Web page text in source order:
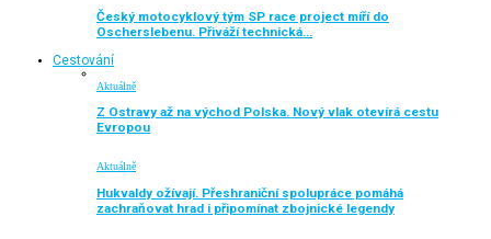
Český motocyklový tým SP race project míří do
Oscherslebenu. Přiváží technická…
Cestování
Aktuálně
Z Ostravy až na východ Polska. Nový vlak otevírá cestu
Evropou
Aktuálně
Hukvaldy ožívají. Přeshraniční spolupráce pomáhá
zachraňovat hrad i připomínat zbojnické legendy